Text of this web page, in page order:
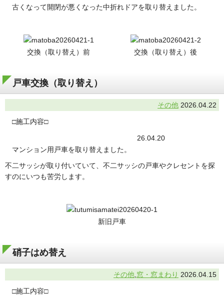
古くなって開閉が悪くなった中折れドアを取り替えました。
交換（取り替え）前 交換（取り替え）後
戸車交換（取り替え）
その他 2026.04.22
□施工内容□
26.04.20
マンション用戸車を取り替えました。
不二サッシが取り付いていて、不二サッシの戸車やクレセントを探
すのにいつも苦労します。
新旧戸車
硝子はめ替え
その他 窓・窓まわり 2026.04.15
□施工内容□